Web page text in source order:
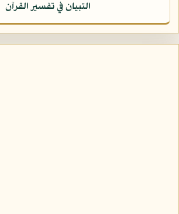
التبيان في تفسير القرآن